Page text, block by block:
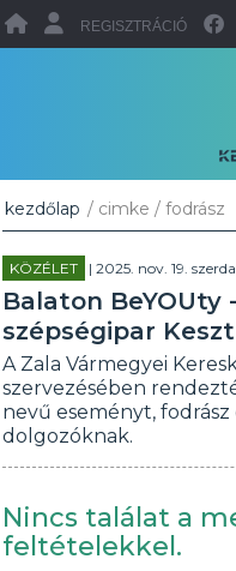
REGISZTRÁCIÓ
kezdőlap / cimke / fodrász
KÖZÉLET | 2025. nov. 19.
Balaton
szépségipar
A Zala Vármegyei
szervezésében
nevű eseményt,
dolgozóknak.
Nincs találat a
feltételekkel.